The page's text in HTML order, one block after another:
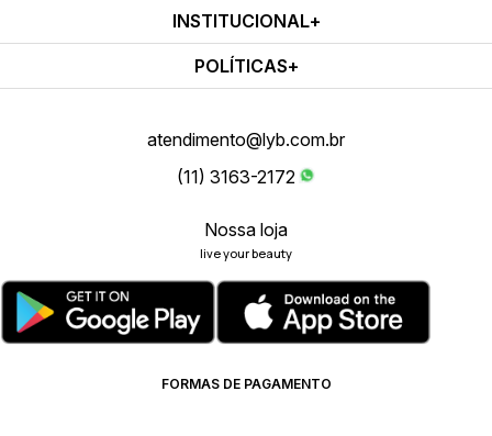
INSTITUCIONAL
POLÍTICAS
atendimento@lyb.com.br
(11) 3163-2172
Nossa loja
live your beauty
FORMAS DE PAGAMENTO